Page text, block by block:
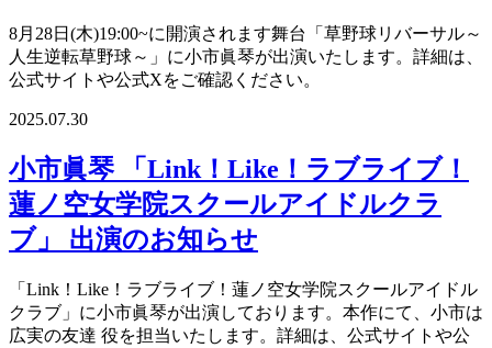
8月28日(木)19:00~に開演されます舞台「草野球リバーサル～
人生逆転草野球～」に小市眞琴が出演いたします。詳細は、
公式サイトや公式Xをご確認ください。
2025.07.30
小市眞琴 「Link！Like！ラブライブ！
蓮ノ空女学院スクールアイドルクラ
ブ」 出演のお知らせ
「Link！Like！ラブライブ！蓮ノ空女学院スクールアイドル
クラブ」に小市眞琴が出演しております。本作にて、小市は
広実の友達 役を担当いたします。詳細は、公式サイトや公